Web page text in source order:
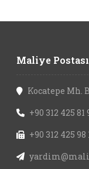
Maliye
Kocatepe Mh.
+90 312 425 81
+90 312 425 98